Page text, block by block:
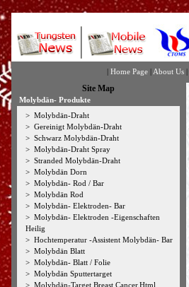
| Home Page | About Us |
Site Map
Molybdän- Produkte
> Molybdän-Draht
> Gereinigt Molybdän-Draht
> Schwarz Molybdän-Draht
> Molybdän-Draht Spray
> Stranded Molybdän-Draht
> Molybdän Dorn
> Molybdän- Rod / Bar
> Molybdän Rod
> Molybdän- Elektroden- Bar
> Molybdän- Elektroden -Eigenschaften
Heilig
> Hochtemperatur -Assistent Molybdän- Bar
> Molybdän Blatt
> Molybdän- Blatt / Folie
> Molybdän Sputtertarget
> Molybdän-Target Breast Cancer.Html